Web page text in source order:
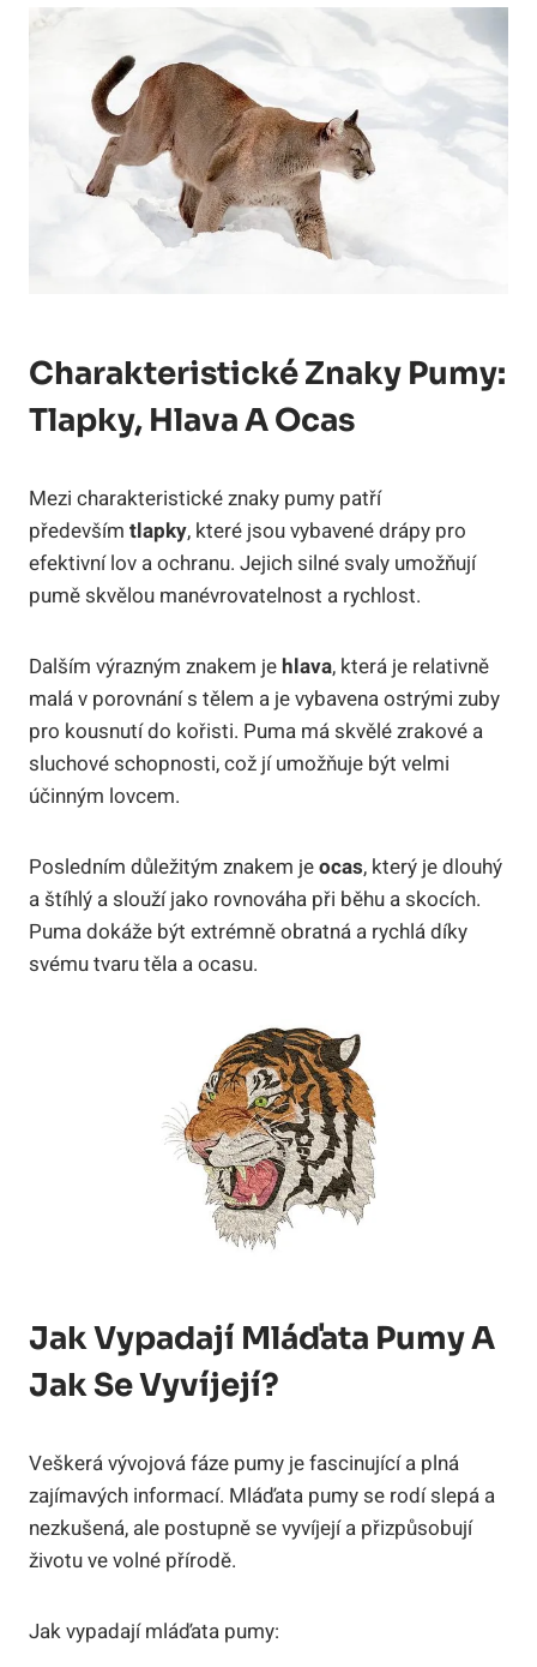
Charakteristické Znaky Pumy:
Tlapky, Hlava A Ocas
Mezi charakteristické znaky pumy patří
především tlapky, které jsou vybavené drápy pro
efektivní lov a ochranu. Jejich silné svaly umožňují
pumě skvělou manévrovatelnost a rychlost.
Dalším výrazným znakem jehlava, která je relativně
malá v porovnání s tělem a je vybavena ostrými zuby
pro kousnutí do kořisti. Puma má skvělé zrakové a
sluchové schopnosti, což jí umožňuje být velmi
účinným lovcem.
Posledním důležitým znakem jeocas, který je dlouhý
a štíhlý a slouží jako rovnováha při běhu a skocích.
Puma dokáže být extrémně obratná a rychlá díky
svému tvaru těla a ocasu.
Jak Vypadají Mláďata Pumy A
Jak Se Vyvíjejí?
Veškerá vývojová fáze pumy je fascinující a plná
zajímavých informací. Mláďata pumy se rodí slepá a
nezkušená, ale postupně se vyvíjejí a přizpůsobují
životu ve volné přírodě.
Jak vypadají mláďata pumy: